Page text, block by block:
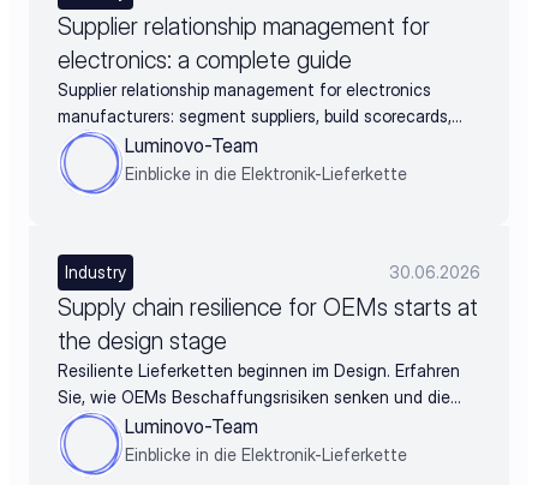
Supplier relationship management for
electronics: a complete guide
Supplier relationship management for electronics
manufacturers: segment suppliers, build scorecards,
and turn supplier data into negotiation leverage
Luminovo-Team
Einblicke in die Elektronik-Lieferkette
Industry 30.06.2026
Supply chain resilience for OEMs starts at
the design stage
Resiliente Lieferketten beginnen im Design. Erfahren
Sie, wie OEMs Beschaffungsrisiken senken und die
BOM schon vor der Freigabe absichern.
Luminovo-Team
Einblicke in die Elektronik-Lieferkette